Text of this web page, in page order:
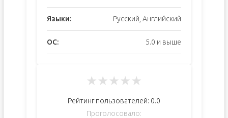
Языки: Русский, Английский
ОС: 5.0 и выше
★★★★★
Рейтинг пользователей: 0.0
Проголосовало: